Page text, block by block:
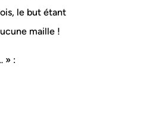
le but étant
maille !
» :